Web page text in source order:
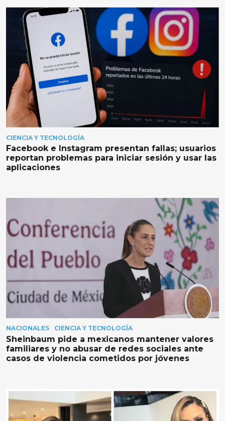
CIENCIA Y TECNOLOGÍA
Facebook e Instagram presentan fallas; usuarios
reportan problemas para iniciar sesión y usar las
aplicaciones
NACIONALES CIENCIA Y TECNOLOGÍA
Sheinbaum pide a mexicanos mantener valores
familiares y no abusar de redes sociales ante
casos de violencia cometidos por jóvenes